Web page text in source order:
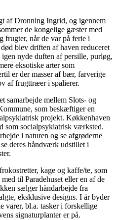
af Dronning Ingrid, og igennem
de kongelige gæster med
frugter, når de var på ferie i
blev driften af haven reduceret
nyde duften af persille, purløg,
eksotiske arter som
er der masser af bær, farverige
af frugttræer i spalierer.
samarbejde mellem Slots- og
som beskæftiger en
projekt. Køkkenhaven
som socialpsykiatrisk værksted.
i naturen og se afgrøderne
deres håndværk udstillet i
kage og kaffe/te, som
til Paradehuset eller en af de
sælger håndarbejde fra
eksklusive designs. I år byder
varer, bl.a. tasker i forskellige
signaturplanter er på.